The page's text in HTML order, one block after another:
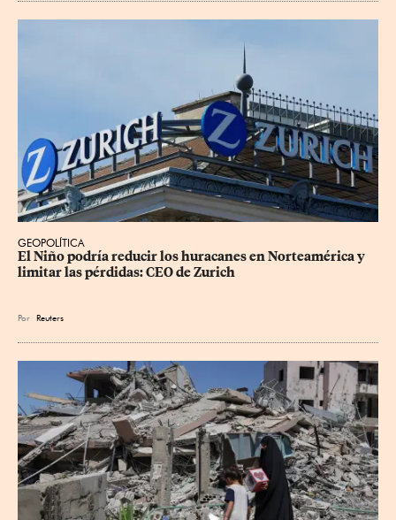
GEOPOLÍTICA
El Niño podría reducir los huracanes en Norteamérica y
limitar las pérdidas: CEO de Zurich
Por Reuters